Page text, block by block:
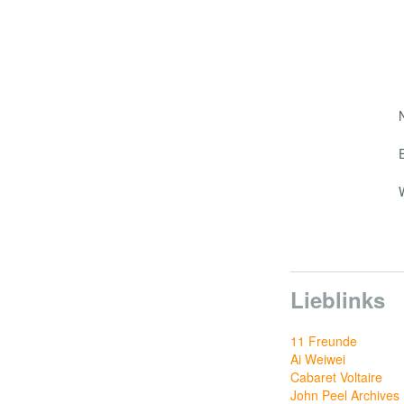
Lieblinks
11 Freunde
Ai Weiwei
Cabaret Voltaire
John Peel Archives